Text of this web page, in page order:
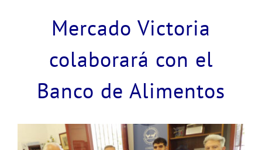
NOTICIAS
CONTACTO
Mercado Victoria
colaborará con el
Banco de Alimentos